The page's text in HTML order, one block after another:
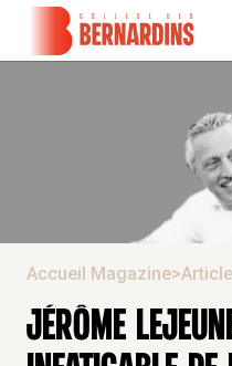
Accueil Magazine>
JÉRÔME